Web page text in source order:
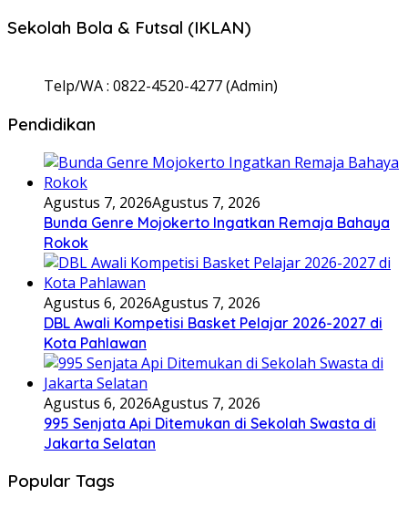
Sekolah Bola & Futsal (IKLAN)
Telp/WA : 0822-4520-4277 (Admin)
Pendidikan
Agustus 7, 2026Agustus 7, 2026
Bunda Genre Mojokerto Ingatkan Remaja Bahaya
Rokok
Agustus 6, 2026Agustus 7, 2026
DBL Awali Kompetisi Basket Pelajar 2026-2027 di
Kota Pahlawan
Agustus 6, 2026Agustus 7, 2026
995 Senjata Api Ditemukan di Sekolah Swasta di
Jakarta Selatan
Popular Tags